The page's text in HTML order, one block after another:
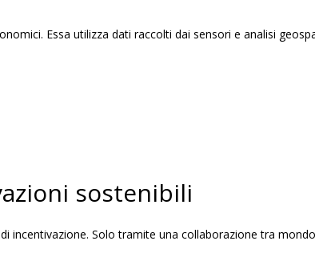
Essa utilizza dati raccolti dai sensori e analisi
sostenibili
incentivazione. Solo tramite una collaborazione tra